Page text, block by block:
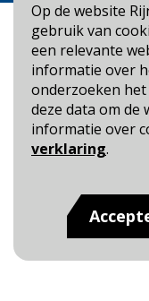
Op de website
gebruik van
een relevante
informatie over
onderzoeken
deze data om de
informatie over
verklaring.
Blijf op de
Cookie- en
Dit is een website van